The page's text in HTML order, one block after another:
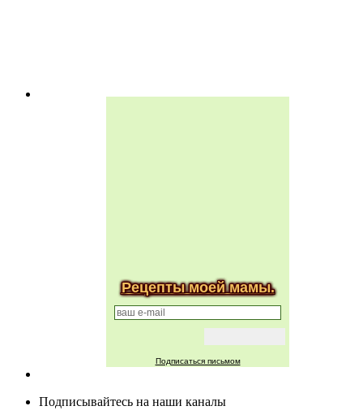
Рецепты моей мамы.
Подписаться письмом
Подписывайтесь на наши каналы